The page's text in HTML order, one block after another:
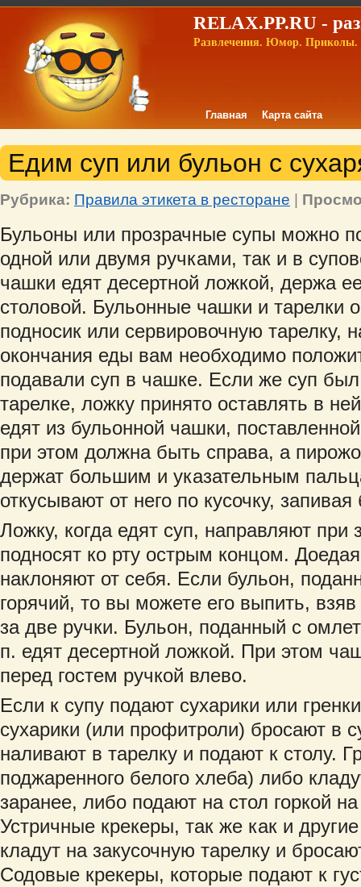
RELAX.PP.RU -
Развлечения. Юмор. Приколы.
Главная Карта сайта
Едим суп или бульон с
Рубрика: Правила этикета в ресторане |
Бульоны или прозрачные супы можно
одной или двумя ручками, так и в
чашки едят десертной ложкой, держа
столовой. Бульонные чашки и тарелки
подносик или сервировочную тарелку,
окончания еды вам необходимо
подавали суп в чашке. Если же суп
тарелке, ложку принято оставлять в
едят из бульонной чашки,
при этом должна быть справа, а
держат большим и указательным
откусывают от него по кусочку,
Ложку, когда едят суп, направляют при
подносят ко рту острым концом.
наклоняют от себя. Если бульон,
горячий, то вы можете его выпить,
за две ручки. Бульон, поданный с
п. едят десертной ложкой. При этом
перед гостем ручкой влево.
Если к супу подают сухарики или
сухарики (или профитроли) бросают в
наливают в тарелку и подают к столу.
поджаренного белого хлеба) либо
заранее, либо подают на стол горкой
Устричные крекеры, так же как и
кладут на закусочную тарелку и
Содовые крекеры, которые подают к